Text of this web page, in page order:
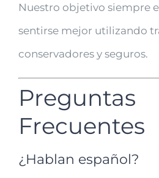
Nuestro objetivo siempre
sentirse mejor utilizando
conservadores y seguros.
Preguntas
Frecuentes
¿Hablan español?